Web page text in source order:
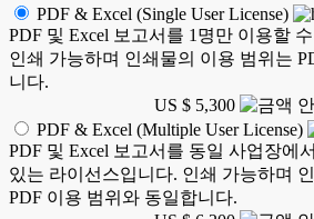
PDF & Excel (Single User License)
PDF 및 Excel 보고서를 1명만 이용할
인쇄 가능하며 인쇄물의 이용 범위는
니다.
US $ 5,300
PDF & Excel (Multiple User License)
PDF 및 Excel 보고서를 동일 사업장에
있는 라이선스입니다. 인쇄 가능하며
PDF 이용 범위와 동일합니다.